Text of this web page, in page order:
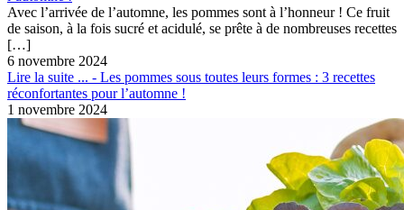
Avec l’arrivée de l’automne, les pommes sont à l’honneur ! Ce fruit
de saison, à la fois sucré et acidulé, se prête à de nombreuses recettes
[…]
6 novembre 2024
Lire la suite ... - Les pommes sous toutes leurs formes : 3 recettes
réconfortantes pour l’automne !
1 novembre 2024